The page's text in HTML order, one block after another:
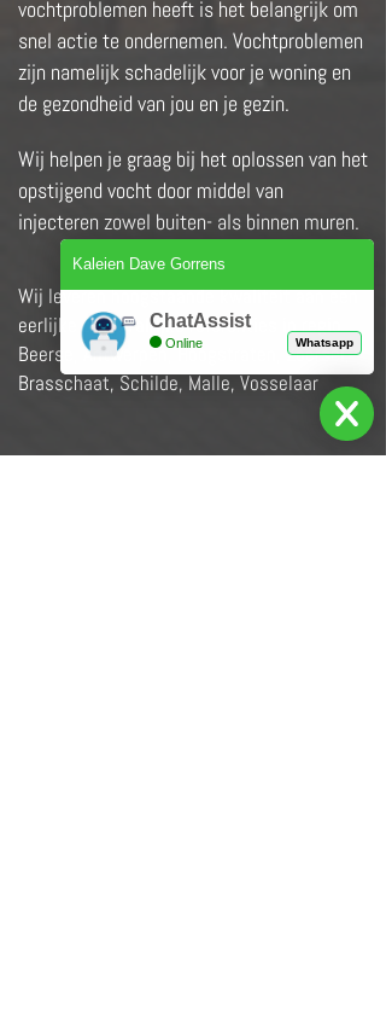
vochtproblemen heeft is het belangrijk om
snel actie te ondernemen. Vochtproblemen
zijn namelijk schadelijk voor je woning en
de gezondheid van jou en je gezin.
Wij helpen je graag bij het oplossen van het
opstijgend vocht door middel van
injecteren zowel buiten- als binnen muren.
Wij leveren hoogstaande kwaliteit aan een
eerlijke prijs. Talrijke referenties in regio
Beerse, Antwerpen, Hoogstraten, Zoersel,
Brasschaat, Schilde, Malle, Vosselaar
Kaleien Dave Gorrens
ChatAssist
Online Whatsapp